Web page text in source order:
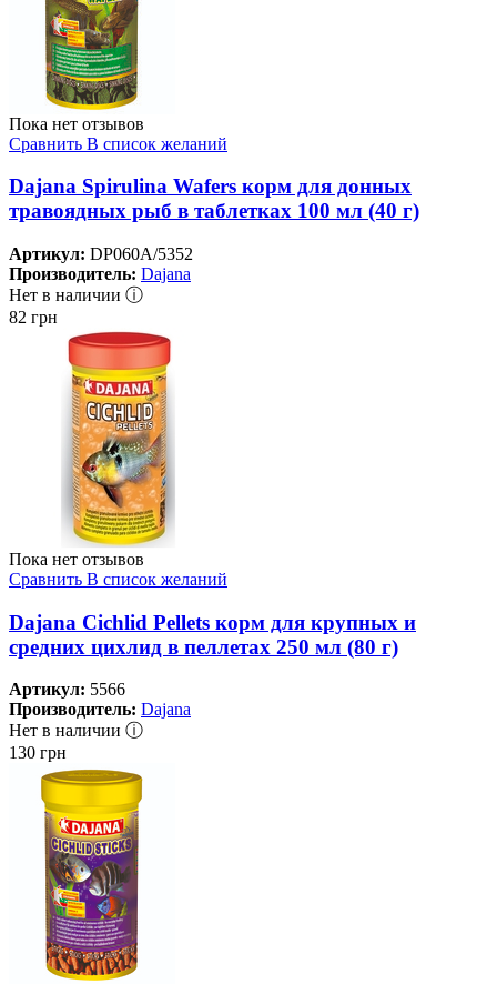
Пока нет отзывов
Сравнить В список желаний
Dajana Spirulina Wafers корм для донных
травоядных рыб в таблетках 100 мл (40 г)
Артикул: DP060A/5352
Производитель: Dajana
Нет в наличии ⓘ
82 грн
Пока нет отзывов
Сравнить В список желаний
Dajana Cichlid Pellets корм для крупных и
средних цихлид в пеллетах 250 мл (80 г)
Артикул: 5566
Производитель: Dajana
Нет в наличии ⓘ
130 грн